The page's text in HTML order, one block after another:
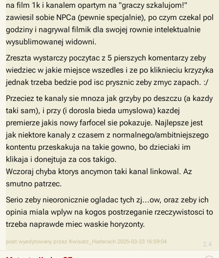
2.4
na film 1k i kanalem opartym na "graczy szkalujom!"
zawiesil sobie NPCa (pewnie specjalnie), po czym czekal pol
godziny i nagrywal filmik dla swojej rownie intelektualnie
wysublimowanej widowni.
Zreszta wystarczy poczytac z 5 pierszych komentarzy zeby
wiedziec w jakie miejsce wszedles i ze po kliknieciu krzyzyka
jednak trzeba bedzie pod isc prysznic zeby zmyc zapach. :/
Przeciez te kanaly sie mnoza jak grzyby po deszczu (a kazdy
taki sam), i przy (i dorosla bieda umyslowa) kazdej
premierze jakis nowy farfocel sie pokazuje. Najlepsze jest
jak niektore kanaly z czasem z normalnego/ambitniejszego
kontentu przeskakuja na takie gowno, bo dzieciaki im
klikaja i donejtuja za cos takigo.
Wczoraj chyba ktorys ancymon taki kanal linkowal. Az
smutno patrzec.
Serio zeby nieoronicznie ogladac tych zj...ow, oraz zeby ich
opinia miala wplyw na kogos postrzeganie rzeczywistosci to
trzeba naprawde miec waskie horyzonty.
post wyedytowany przez Kwisatz_Haderach 2025-03-23 16:59:04